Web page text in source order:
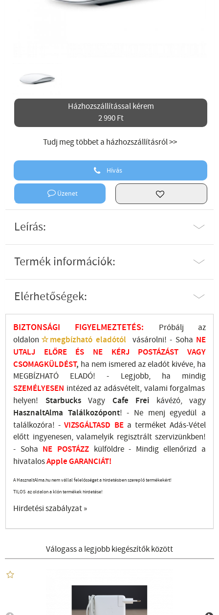
Házhozszállítással kérem
2 990 Ft
Tudj meg többet a házhozszállításról >>
Hívás
Üzenet
Leírás:
Termék információk:
Elérhetőségek:
BIZTONSÁGI FIGYELMEZTETÉS:
Próbálj az
oldalon ☆megbízható eladótól vásárolni! - Soha NE
UTALJ ELŐRE ÉS NE KÉRJ POSTÁZÁST VAGY
CSOMAGKÜLDÉST, ha nem ismered az eladót kivéve, ha
MEGBÍZHATÓ ELADÓ! - Legjobb, ha mindig
SZEMÉLYESEN intézed az adásvételt, valami forgalmas
helyen! StarbucksVagy Cafe Frei kávézó, vagy
HasznaltAlma Találkozópont! - Ne menj egyedül a
találkozóra! - VIZSGÁLTASD BEa terméket Adás-Vétel
előtt ingyenesen, valamelyik regisztrált szervizünkben!
- Soha NE POSTÁZZ külföldre- Mindig ellenőrizd a
hivatalosApple GARANCIÁT!
A HasznaltAlma.hu nem vállal felelősséget a hirdetésben szereplő termékekért!
TILOS az oldalon a klón termékek hirdetése!
Hirdetési szabályzat »
Válogass a legjobb kiegészítők között